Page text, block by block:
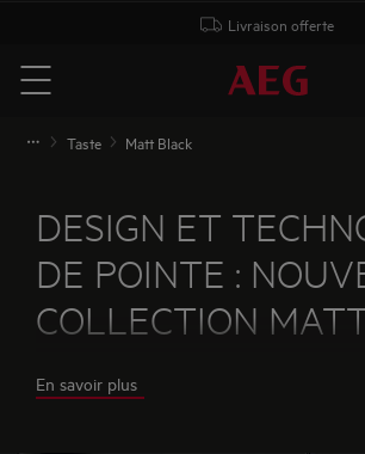
Livraison offerte
Menu
Taste Matt Black
DESIGN ET
DE POINTE :
COLLECTION
BLACK.
En savoir plus